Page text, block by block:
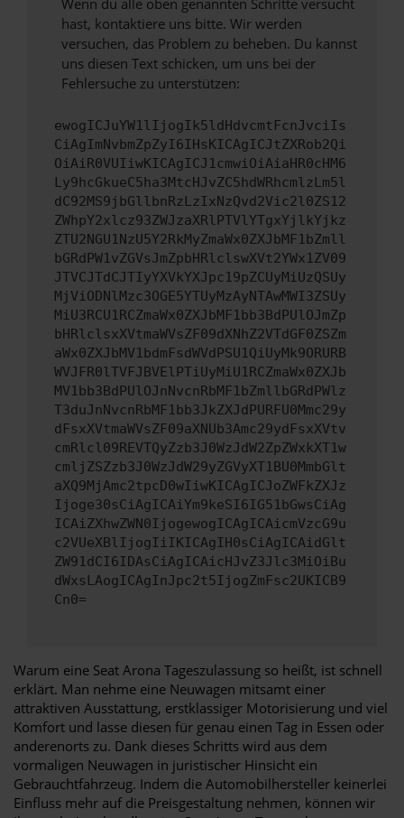
Wenn du alle oben genannten Schritte versucht
hast, kontaktiere uns bitte. Wir werden
versuchen, das Problem zu beheben. Du kannst
uns diesen Text schicken, um uns bei der
Fehlersuche zu unterstützen:
ewogICJuYW1lIjogIk5ldHdvcmtFcnJvciIs
CiAgImNvbmZpZyI6IHsKICAgICJtZXRob2Qi
OiAiR0VUIiwKICAgICJ1cmwiOiAiaHR0cHM6
Ly9hcGkueC5ha3MtcHJvZC5hdWRhcmlzLm5l
dC92MS9jbGllbnRzLzIxNzQvd2Vic2l0ZS12
ZWhpY2xlcz93ZWJzaXRlPTVlYTgxYjlkYjkz
ZTU2NGU1NzU5Y2RkMyZmaWx0ZXJbMF1bZmll
bGRdPW1vZGVsJmZpbHRlclswXVt2YWx1ZV09
JTVCJTdCJTIyYXVkYXJpc19pZCUyMiUzQSUy
MjViODNlMzc3OGE5YTUyMzAyNTAwMWI3ZSUy
MiU3RCU1RCZmaWx0ZXJbMF1bb3BdPUlOJmZp
bHRlclsxXVtmaWVsZF09dXNhZ2VTdGF0ZSZm
aWx0ZXJbMV1bdmFsdWVdPSU1QiUyMk9ORURB
WVJFR0lTVFJBVElPTiUyMiU1RCZmaWx0ZXJb
MV1bb3BdPUlOJnNvcnRbMF1bZmllbGRdPWlz
T3duJnNvcnRbMF1bb3JkZXJdPURFU0Mmc29y
dFsxXVtmaWVsZF09aXNUb3Amc29ydFsxXVtv
cmRlcl09REVTQyZzb3J0WzJdW2ZpZWxkXT1w
cmljZSZzb3J0WzJdW29yZGVyXT1BU0MmbGlt
aXQ9MjAmc2tpcD0wIiwKICAgICJoZWFkZXJz
Ijoge30sCiAgICAiYm9keSI6IG51bGwsCiAg
ICAiZXhwZWN0IjogewogICAgICAicmVzcG9u
c2VUeXBlIjogIiIKICAgIH0sCiAgICAidGlt
ZW91dCI6IDAsCiAgICAicHJvZ3Jlc3MiOiBu
dWxsLAogICAgInJpc2t5IjogZmFsc2UKICB9
Cn0=
Warum eine Seat Arona Tageszulassung so heißt, ist schnell
erklärt. Man nehme eine Neuwagen mitsamt einer
attraktiven Ausstattung, erstklassiger Motorisierung und viel
Komfort und lasse diesen für genau einen Tag in Essen oder
anderenorts zu. Dank dieses Schritts wird aus dem
vormaligen Neuwagen in juristischer Hinsicht ein
Gebrauchtfahrzeug. Indem die Automobilhersteller keinerlei
Einfluss mehr auf die Preisgestaltung nehmen, können wir